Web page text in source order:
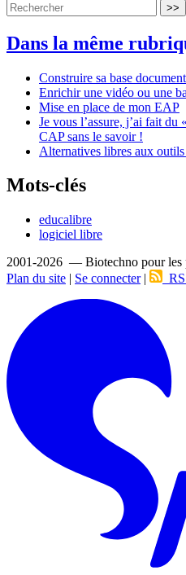
>>
Dans la même
Construire sa base
Enrichir une vidéo ou une
Mise en place de mon EAP
Je vous l’assure, j’ai fait
CAP sans le savoir !
Alternatives libres aux
Mots-clés
educalibre
logiciel libre
2001-2026 — Biotechno pour les
Plan du site | Se connecter|